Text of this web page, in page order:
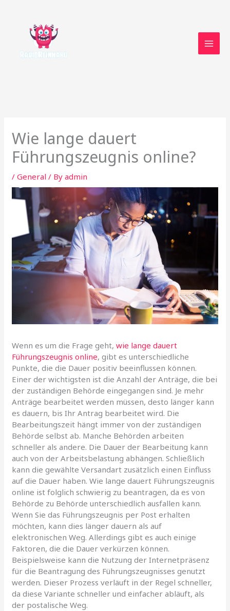
Wie lange dauert
Führungszeugnis online?
/General / Byadmin
Wenn es um die Frage geht,wie lange dauert
Führungszeugnis online, gibt es unterschiedliche
Punkte, die die Dauer positiv beeinflussen können.
Einer der wichtigsten ist die Anzahl der Anträge, die bei
der zuständigen Behörde eingegangen sind. Je mehr
Anträge bearbeitet werden müssen, desto länger kann
es dauern, bis Ihr Antrag bearbeitet wird. Die
Bearbeitungszeit hängt immer von der zuständigen
Behörde selbst ab. Manche Behörden arbeiten
schneller als andere. Die Dauer der Bearbeitung kann
auch von der Arbeitsbelastung abhängen. Schließlich
kann die gewählte Versandart zusätzlich einen Einfluss
auf die Dauer haben. Wie lange dauert Führungszeugnis
online ist folglich schwierig zu beantragen, da es von
Behörde zu Behörde unterschiedlich ausfallen kann.
Wenn Sie das Führungszeugnis per Post erhalten
möchten, kann dies länger dauern als auf
elektronischen Weg. Allerdings gibt es auch einige
Faktoren, die die Dauer verkürzen können.
Beispielsweise kann die Nutzung der Internetpräsenz
für die Beantragung des Führungszeugnisses genutzt
werden. Dieser Prozess verläuft in der Regel schneller,
da diese Variante schneller und einfacher abläuft, als
der postalische Weg.